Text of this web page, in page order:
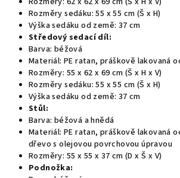
Rozměry sedáku: 55 x 55 cm (Š x H)
Výška sedáku od země: 37 cm
Středový sedací díl:
Barva: béžová
Materiál: PE ratan, práškově lakovaná
Rozměry: 55 x 62 x 69 cm (Š x H x V)
Rozměry sedáku: 55 x 55 cm (Š x H)
Výška sedáku od země: 37 cm
Stůl:
Barva: béžová a hnědá
Materiál: PE ratan, práškově lakovaná
dřevo s olejovou povrchovou úpravou
Rozměry: 55 x 55 x 37 cm (D x Š x V)
Podnožka: